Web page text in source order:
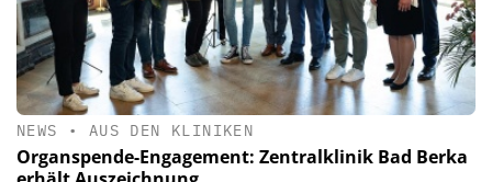
NEWS • AUS DEN KLINIKEN
Organspende-Engagement: Zentralklinik Bad Berka